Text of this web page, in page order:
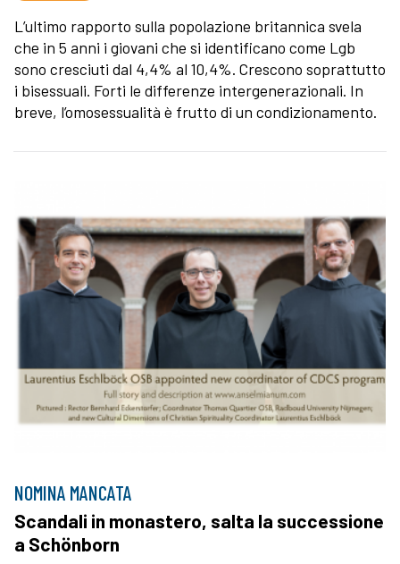
L’ultimo rapporto sulla popolazione britannica svela
che in 5 anni i giovani che si identificano come Lgb
sono cresciuti dal 4,4% al 10,4%. Crescono soprattutto
i bisessuali. Forti le differenze intergenerazionali. In
breve, l’omosessualità è frutto di un condizionamento.
NOMINA MANCATA
Scandali in monastero, salta la successione
a Schönborn